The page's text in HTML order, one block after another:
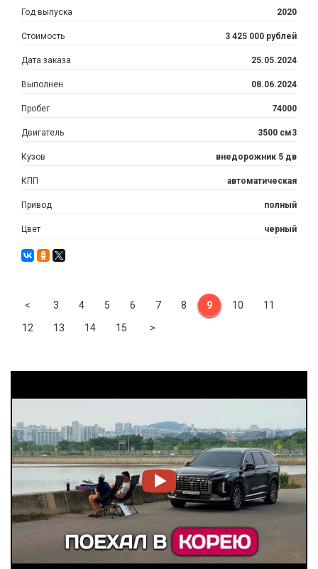
Год выпуска 2020
Стоимость 3 425 000 рублей
Дата заказа 25.05.2024
Выполнен 08.06.2024
Пробег 74000
Двигатель 3500 см3
Кузов внедорожник 5 дв
КПП автоматическая
Привод полный
Цвет черный
< Previous
3 4 5 6 7 8 9 10
11
12
13 14 15 >